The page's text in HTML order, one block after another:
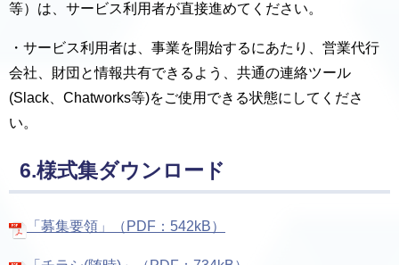
等）は、サービス利用者が直接進めてください。
・サービス利用者は、事業を開始するにあたり、営業代行
会社、財団と情報共有できるよう、共通の連絡ツール
(Slack、Chatworks等)をご使用できる状態にしてくださ
い。
6.様式集ダウンロード
「募集要領」（PDF：542kB）